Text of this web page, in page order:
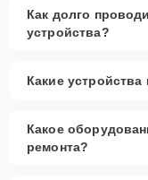
Как долго
устройства?
Какие
Какое
ремонта?